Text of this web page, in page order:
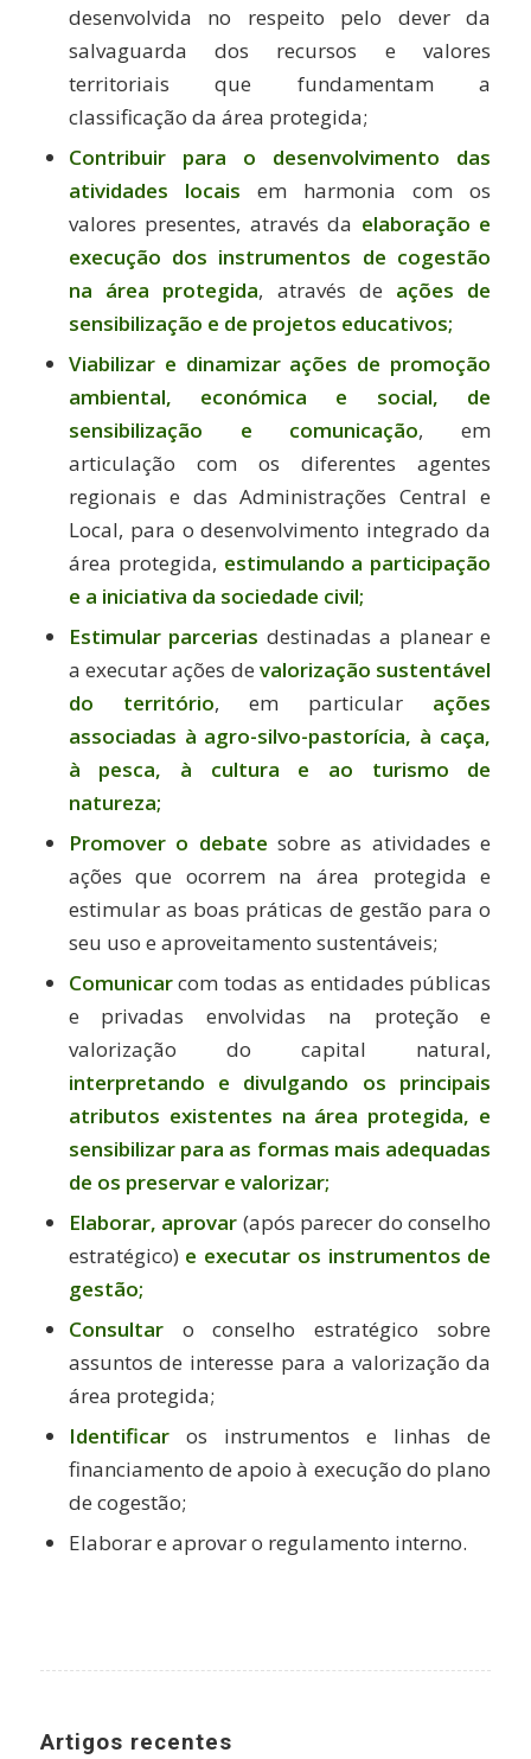
desenvolvida no respeito pelo dever da
salvaguarda dos recursos e valores
territoriais que fundamentam a
classificação da área protegida;
Contribuir para o desenvolvimento das
atividades locais em harmonia com os
valores presentes, através da elaboração e
execução dos instrumentos de cogestão
na área protegida, através de ações de
sensibilização e de projetos educativos;
Viabilizar e dinamizar ações de promoção
ambiental, económica e social, de
sensibilização e comunicação, em
articulação com os diferentes agentes
regionais e das Administrações Central e
Local, para o desenvolvimento integrado da
área protegida, estimulando a participação
e a iniciativa da sociedade civil;
Estimular parceriasdestinadas a planear e
a executar ações devalorização sustentável
do território, em particular ações
associadas à agro-silvo-pastorícia, à caça,
à pesca, à cultura e ao turismo de
natureza;
Promover o debate sobre as atividades e
ações que ocorrem na área protegida e
estimular as boas práticas de gestão para o
seu uso e aproveitamento sustentáveis;
Comunicarcom todas as entidades públicas
e privadas envolvidas na proteção e
valorização do capital natural,
interpretando e divulgando os principais
atributos existentes na área protegida, e
sensibilizar para as formas mais adequadas
de os preservar e valorizar;
Elaborar, aprovar (após parecer do conselho
estratégico) e executar os instrumentos de
gestão;
Consultar o conselho estratégico sobre
assuntos de interesse para a valorização da
área protegida;
Identificaros instrumentos e linhas de
financiamento de apoio à execução do plano
de cogestão;
Elaborar e aprovar o regulamento interno.
Artigos recentes